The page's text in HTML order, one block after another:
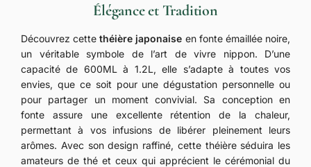
Élégance et Tradition
Découvrez cettethéière japonaise en fonte émaillée noire,
un véritable symbole de l’art de vivre nippon. D’une
capacité de 600ML à 1.2L, elle s’adapte à toutes vos
envies, que ce soit pour une dégustation personnelle ou
pour partager un moment convivial. Sa conception en
fonte assure une excellente rétention de la chaleur,
permettant à vos infusions de libérer pleinement leurs
arômes. Avec son design raffiné, cette théière séduira les
amateurs de thé et ceux qui apprécient le cérémonial du